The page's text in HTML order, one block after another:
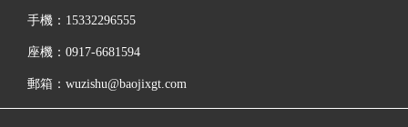
手機：15332296555
座機：0917-6681594
郵箱：wuzishu@baojixgt.com